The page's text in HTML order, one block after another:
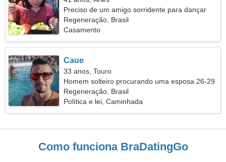
Preciso de um amigo sorridente para dançar
Regeneração, Brasil
Casamento
Caue
33 anos, Touro
Homem solteiro procurando uma esposa 26-29
Regeneração, Brasil
Política e lei, Caminhada
Como funciona BraDatingGo